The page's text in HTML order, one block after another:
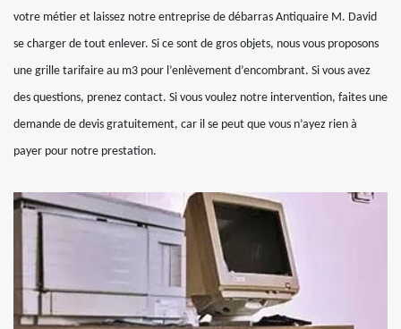
votre métier et laissez notre entreprise de débarras Antiquaire M. David
se charger de tout enlever. Si ce sont de gros objets, nous vous proposons
une grille tarifaire au m3 pour l’enlèvement d’encombrant. Si vous avez
des questions, prenez contact. Si vous voulez notre intervention, faites une
demande de devis gratuitement, car il se peut que vous n’ayez rien à
payer pour notre prestation.